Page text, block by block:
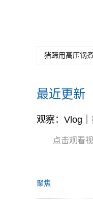
猪蹄用高压锅
最近更新
观察：Vlog
点击观看
聚焦